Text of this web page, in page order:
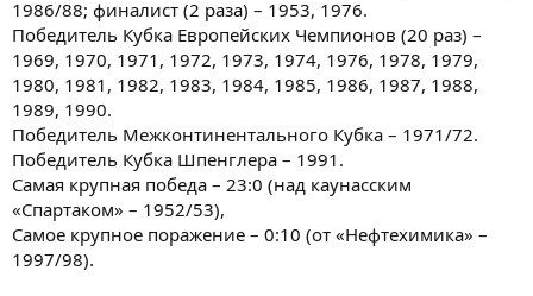
1986/88; финалист (2 раза) – 1953, 1976.
Победитель Кубка Европейских Чемпионов (20 раз) –
1969, 1970, 1971, 1972, 1973, 1974, 1976, 1978, 1979,
1980, 1981, 1982, 1983, 1984, 1985, 1986, 1987, 1988,
1989, 1990.
Победитель Межконтинентального Кубка – 1971/72.
Победитель Кубка Шпенглера – 1991.
Самая крупная победа – 23:0 (над каунасским
«Спартаком» – 1952/53),
Самое крупное поражение – 0:10 (от «Нефтехимика» –
1997/98).